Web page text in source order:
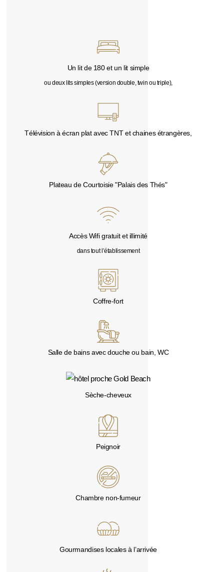
Un lit de 180 et un lit simple
ou deux lits simples (version double, twin ou triple),
Télévision à écran plat avec TNT et chaines étrangères,
Plateau de Courtoisie "Palais des Thés"
Accès Wifi gratuit et illimité
dans tout l’établissement
Coffre-fort
Salle de bains avec douche ou bain, WC
Sèche-cheveux
Peignoir
Chambre non-fumeur
Gourmandises locales à l’arrivée